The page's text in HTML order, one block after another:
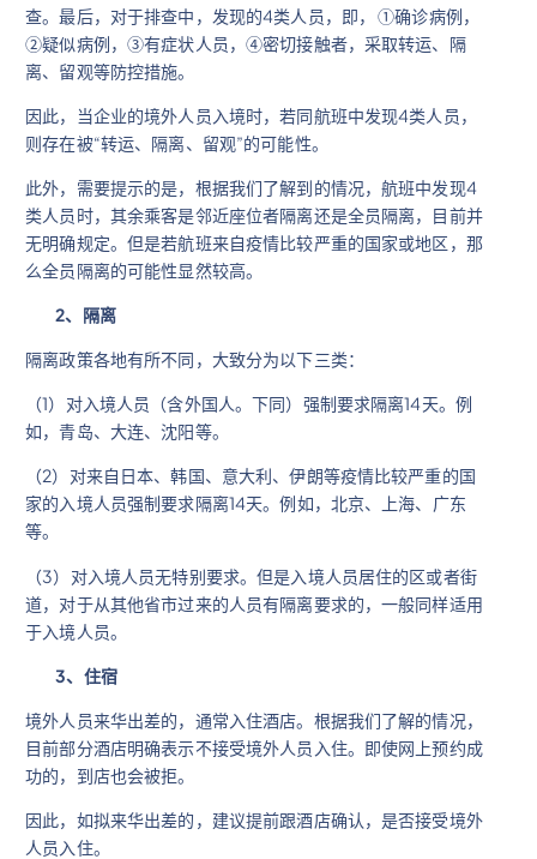
查。最后，对于排查中，发现的4类人员，即， ①确诊病例，
②疑似病例，③有症状人员，④密切接触者，采取转运、隔
离、留观等防控措施。
因此，当企业的境外人员入境时，若同航班中发现4类人员，
则存在被“转运、隔离、留观”的可能性。
此外，需要提示的是，根据我们了解到的情况，航班中发现4
类人员时，其余乘客是邻近座位者隔离还是全员隔离，目前并
无明确规定。但是若航班来自疫情比较严重的国家或地区，那
么全员隔离的可能性显然较高。
2、隔离
隔离政策各地有所不同，大致分为以下三类：
（1）对入境人员（含外国人。下同）强制要求隔离14天。例
如，青岛、大连、沈阳等。
（2）对来自日本、韩国、意大利、伊朗等疫情比较严重的国
家的入境人员强制要求隔离14天。例如，北京、上海、广东
等。
（3）对入境人员无特别要求。但是入境人员居住的区或者街
道，对于从其他省市过来的人员有隔离要求的，一般同样适用
于入境人员。
3、住宿
境外人员来华出差的，通常入住酒店。根据我们了解的情况，
目前部分酒店明确表示不接受境外人员入住。即使网上预约成
功的，到店也会被拒。
因此，如拟来华出差的，建议提前跟酒店确认，是否接受境外
人员入住。